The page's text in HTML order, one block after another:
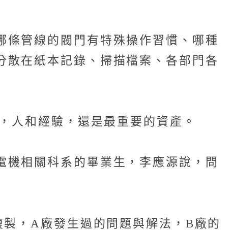
管線的閥門有特殊操作習慣、哪種
在紙本記錄、掃描檔案、各部門各
人和經驗，還是最重要的資產。
相關科系的畢業生，李應源說，問
，A廠發生過的問題與解法，B廠的